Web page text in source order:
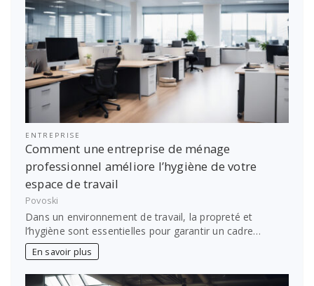
ENTREPRISE
Comment une entreprise de ménage
professionnel améliore l’hygiène de votre
espace de travail
Povoski
Dans un environnement de travail, la propreté et
l’hygiène sont essentielles pour garantir un cadre…
En savoir plus